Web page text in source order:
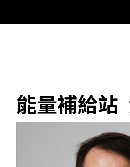
能量補給站